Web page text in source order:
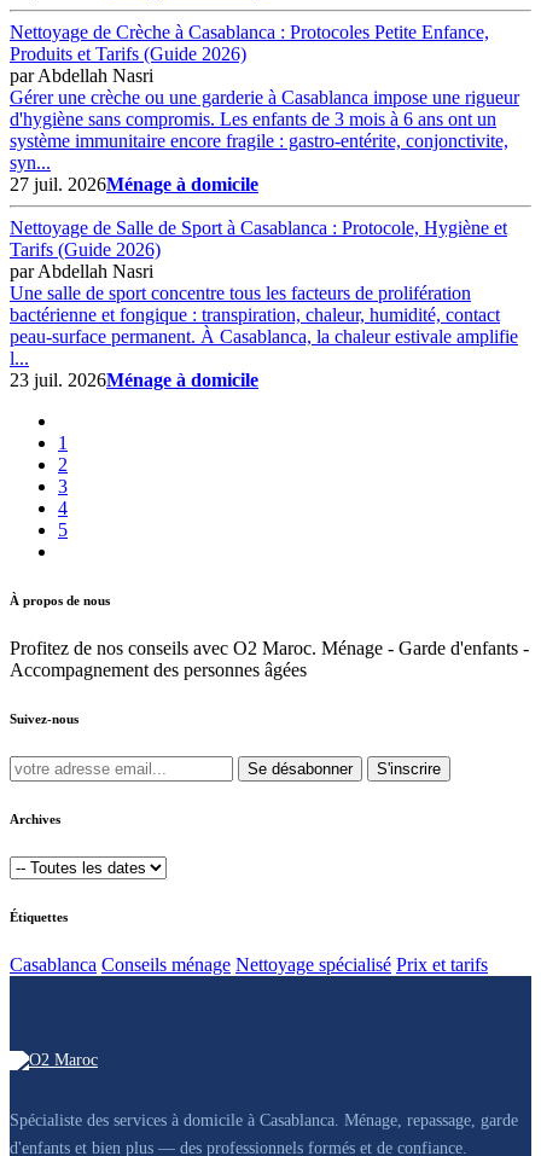
Nettoyage de Crèche à Casablanca : Protocoles Petite Enfance,
Produits et Tarifs (Guide 2026)
parAbdellah Nasri
Gérer une crèche ou une garderie à Casablanca impose une rigueur
d'hygiène sans compromis. Les enfants de 3 mois à 6 ans ont un
système immunitaire encore fragile : gastro-entérite, conjonctivite,
syn...
27 juil. 2026Ménage à domicile
Nettoyage de Salle de Sport à Casablanca : Protocole, Hygiène et
Tarifs (Guide 2026)
parAbdellah Nasri
Une salle de sport concentre tous les facteurs de prolifération
bactérienne et fongique : transpiration, chaleur, humidité, contact
peau-surface permanent. À Casablanca, la chaleur estivale amplifie
l...
23 juil. 2026Ménage à domicile
1
2
3
4
5
À propos de nous
Profitez de nos conseils avec O2 Maroc. Ménage - Garde d'enfants -
Accompagnement des personnes âgées
Suivez-nous
Se désabonner S'inscrire
Archives
Étiquettes
Casablanca Conseils ménage Nettoyage spécialisé Prix et tarifs
Spécialiste des services à domicile à Casablanca. Ménage, repassage, garde
d'enfants et bien plus — des professionnels formés et de confiance.